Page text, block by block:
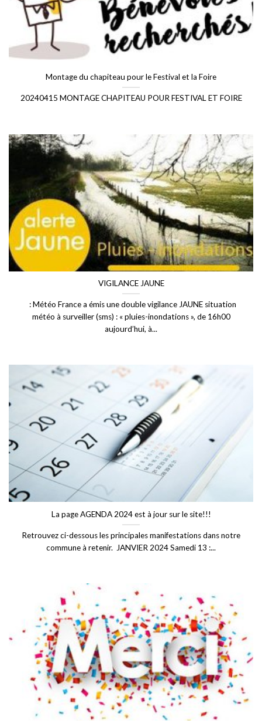
Montage du chapiteau pour le Festival et la Foire
20240415 MONTAGE CHAPITEAU POUR FESTIVAL ET FOIRE
VIGILANCE JAUNE
: Météo France a émis une double vigilance JAUNE situation
météo à surveiller (sms) : « pluies-inondations », de 16h00
aujourd’hui, à...
La page AGENDA 2024 est à jour sur le site!!!
Retrouvez ci-dessous les principales manifestations dans notre
commune à retenir. JANVIER 2024 Samedi 13 :...